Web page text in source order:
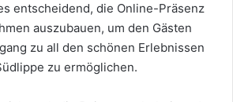
entscheidend, die Online-Präsenz
auszubauen, um den Gästen
zu all den schönen Erlebnissen
zu ermöglichen.